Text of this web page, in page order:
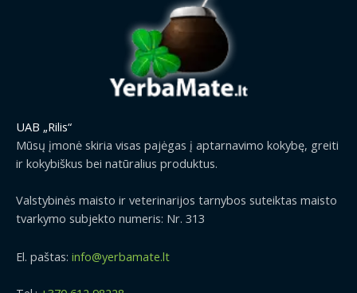
UAB „Rilis“
Mūsų įmonė skiria visas pajėgas į aptarnavimo kokybę, greiti
ir kokybiškus bei natūralius produktus.
Valstybinės maisto ir veterinarijos tarnybos suteiktas maisto
tvarkymo subjekto numeris: Nr. 313
El. paštas: info@yerbamate.lt